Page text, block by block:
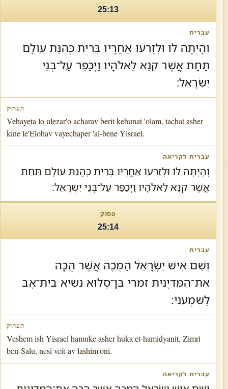
25:13
וְהָיְתָה לּוֹ וּלְזַרְעוֹ אַחֲרָיו בְּרִית כְּהֻנַּת עוֹלָם
תַּחַת אֲשֶׁר קִנֵּא לֵאלֹהָיו וַיְכַפֵּר עַל־בְּנֵי
יִשְׂרָאֵל׃
Vehayeta lo ulezar'o acharav berit kehunat 'olam, tachat asher
kine le'Elohav vayechaper 'al-bene Yisrael.
וְהָיְתָה לּוֹ וּלְזַרְעוֹ אַחֲרָיו בְּרִית כְּהֻנַּת עוֹלָם תַּחַת
אֲשֶׁר קִנֵּא לֵאלֹהָיו וַיְכַפֵּר עַל־בְּנֵי יִשְׂרָאֵל׃
25:14
וְשֵׁם אִישׁ יִשְׂרָאֵל הַמֻּכֶּה אֲשֶׁר הֻכָּה
אֶת־הַמִּדְיָנִית זִמְרִי בֶּן־סָלוּא נְשִׂיא בֵית־אָב
לַשִּׁמְעֹנִי׃
Veshem ish Yisrael hamuke asher huka et-hamidyanit, Zimri
ben-Salu, nesi veit-av lashim'oni.